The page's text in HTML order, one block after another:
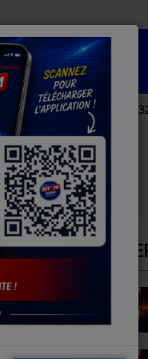
BERDOUES (32) : UN